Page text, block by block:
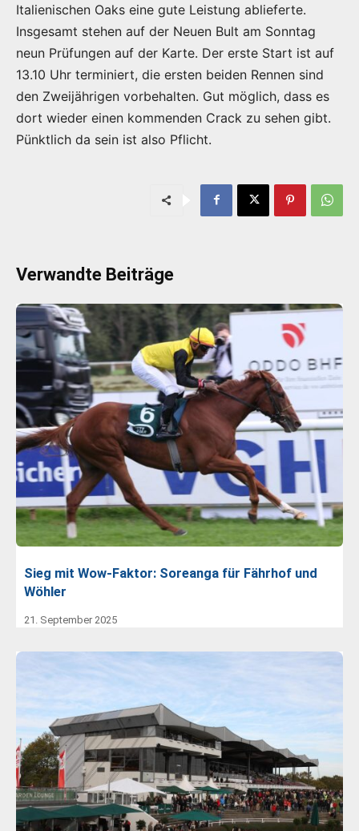
Italienischen Oaks eine gute Leistung ablieferte.
Insgesamt stehen auf der Neuen Bult am Sonntag
neun Prüfungen auf der Karte. Der erste Start ist auf
13.10 Uhr terminiert, die ersten beiden Rennen sind
den Zweijährigen vorbehalten. Gut möglich, dass es
dort wieder einen kommenden Crack zu sehen gibt.
Pünktlich da sein ist also Pflicht.
Verwandte Beiträge
Sieg mit Wow-Faktor: Soreanga für Fährhof und
Wöhler
21. September 2025